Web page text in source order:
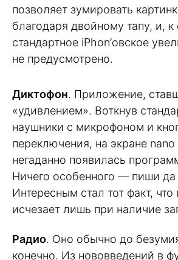
позволяет зумировать
благодаря двойному тапу, и,
стандартное iPhon’овское
не предусмотрено.
Диктофон. Приложение,
«удивлением». Воткнув
наушники с микрофоном и
переключения, на экране
негаданно появилась
Ничего особенного — пиши да
Интересным стал тот факт,
исчезает лишь при наличие
Радио. Оно обычно до
конечно. Из нововведений в